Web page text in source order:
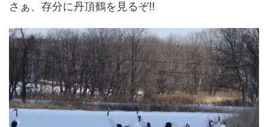
さぁ、存分に丹頂鶴を見るぞ!!